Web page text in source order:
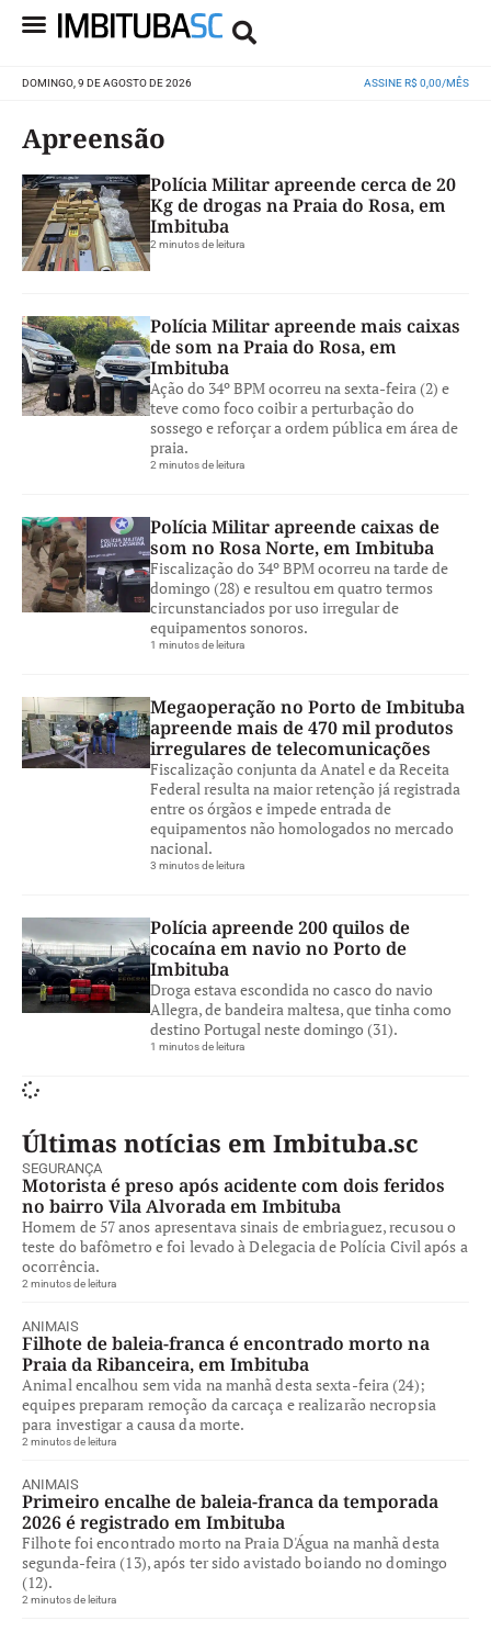
DOMINGO, 9 DE AGOSTO DE 2026 ASSINE R$ 0,00/MÊS
Apreensão
Polícia Militar apreende cerca de 20
Kg de drogas na Praia do Rosa, em
Imbituba
2 minutos de leitura
Polícia Militar apreende mais caixas
de som na Praia do Rosa, em
Imbituba
Ação do 34º BPM ocorreu na sexta-feira (2) e
teve como foco coibir a perturbação do
sossego e reforçar a ordem pública em área de
praia.
2 minutos de leitura
Polícia Militar apreende caixas de
som no Rosa Norte, em Imbituba
Fiscalização do 34º BPM ocorreu na tarde de
domingo (28) e resultou em quatro termos
circunstanciados por uso irregular de
equipamentos sonoros.
1 minutos de leitura
Megaoperação no Porto de Imbituba
apreende mais de 470 mil produtos
irregulares de telecomunicações
Fiscalização conjunta da Anatel e da Receita
Federal resulta na maior retenção já registrada
entre os órgãos e impede entrada de
equipamentos não homologados no mercado
nacional.
3 minutos de leitura
Polícia apreende 200 quilos de
cocaína em navio no Porto de
Imbituba
Droga estava escondida no casco do navio
Allegra, de bandeira maltesa, que tinha como
destino Portugal neste domingo (31).
1 minutos de leitura
Últimas notícias em Imbituba.sc
SEGURANÇA
Motorista é preso após acidente com dois feridos
no bairro Vila Alvorada em Imbituba
Homem de 57 anos apresentava sinais de embriaguez, recusou o
teste do bafômetro e foi levado à Delegacia de Polícia Civil após a
ocorrência.
2 minutos de leitura
ANIMAIS
Filhote de baleia-franca é encontrado morto na
Praia da Ribanceira, em Imbituba
Animal encalhou sem vida na manhã desta sexta-feira (24);
equipes preparam remoção da carcaça e realizarão necropsia
para investigar a causa da morte.
2 minutos de leitura
ANIMAIS
Primeiro encalhe de baleia-franca da temporada
2026 é registrado em Imbituba
Filhote foi encontrado morto na Praia D'Água na manhã desta
segunda-feira (13), após ter sido avistado boiando no domingo
(12).
2 minutos de leitura